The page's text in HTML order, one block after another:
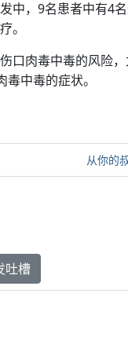
中，9名患者中有4
。
口肉毒中毒的风险
中毒的症状。
从你的
吐槽